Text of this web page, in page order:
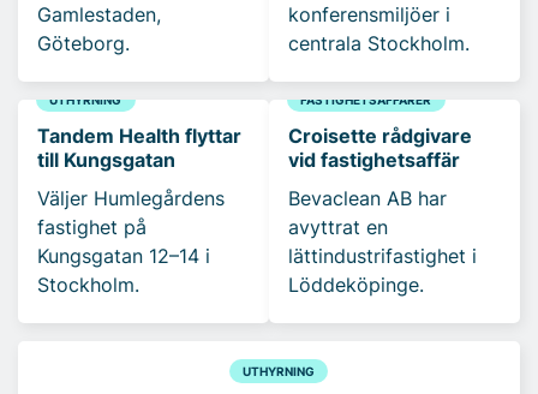
Gamlestaden,
Göteborg.
konferensmiljöer i
centrala Stockholm.
UTHYRNING
Tandem Health flyttar
till Kungsgatan
Väljer Humlegårdens
fastighet på
Kungsgatan 12–14 i
Stockholm.
FASTIGHETSAFFÄRER
Croisette rådgivare
vid fastighetsaffär
Bevaclean AB har
avyttrat en
lättindustrifastighet i
Löddeköpinge.
UTHYRNING